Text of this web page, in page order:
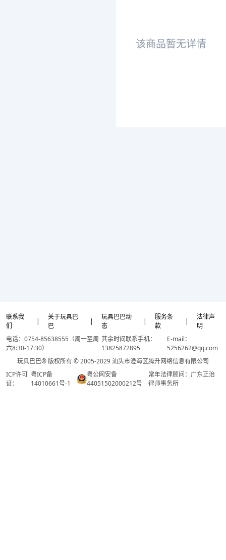
该商品暂无详情
联系我
们
|
关于玩具巴
巴
|
玩具巴巴动
态
|
服务条
款
|
法律声
明
电话：0754-85638555（周一至周
六8:30-17:30）
其余时间联系手机：
13825872895
E-mail：
5256262@qq.com
玩具巴巴® 版权所有 © 2005-2029 汕头市澄海区腾升网络信息有限公司
ICP许可
证：
粤ICP备
14010661号-1
粤公网安备
44051502000212号
常年法律顾问：广东正治
律师事务所